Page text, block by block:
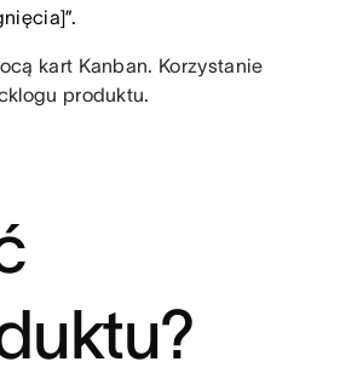
kart Kanban. Korzystanie
produktu.